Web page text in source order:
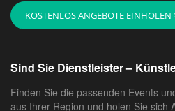
Unterhaltung: Das
Besucher zu unterhalten.
Genehmigungen und
Erlangung der
KOSTENLOS ANGEBOTE EINHOLEN
Sind Sie Dienstleister –
Finden Sie die passenden Events
aus Ihrer Region und holen Sie sich